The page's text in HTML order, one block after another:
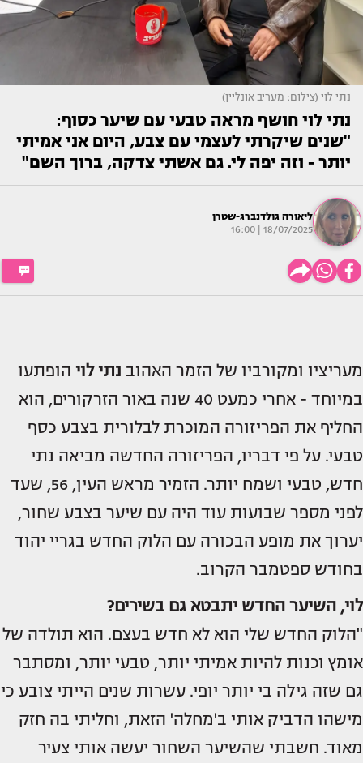
נתי לוי (צילום: מעריב אונליין)
נתי לוי חושף מראה טבעי עם שיער כסוף:
"שנים שיקרתי לעצמי עם צבע, היום אני אמיתי
יותר - וזה יפה לי. גם אשתי צדקה, ברוך השם"
ליאורה גולדנברג-שטרן
18/07/2025 | 16:00
מעריציו ומקורביו של הזמר האהוב נתי לוי הופתעו
במיוחד - אחרי כמעט 40 שנה באור הזרקורים, הוא
החליף את הפריזורה המוכרת לבלורית בצבע כסף
טבעי. על פי דבריו, הפריזורה החדשה מביאה נתי
חדש, טבעי ושמח יותר. הזמיר מראש העין, 56, שעד
לפני מספר שבועות עוד היה עם שיער בצבע שחור,
יערוך את מופע הבכורה עם הלוק החדש בגריי יהוד
בחודש ספטמבר הקרוב.
לוי, השיער החדש יתבטא גם בשירים?
"הלוק החדש שלי הוא לא חדש בעצם. הוא תולדה של
אומץ וכנות להיות אמיתי יותר, טבעי יותר, ומסתבר
גם שזה גילה בי יותר יופי. עשרות שנים הייתי צובע כי
מישהו הדביק אותי ב'מחלה' הזאת, וחליתי בה חזק
מאוד. חשבתי שהשיער השחור יעשה אותי צעיר